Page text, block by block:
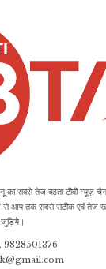
सबसे तेज बढ़ता टीवी न्यूज़
से आप तक सबसे सटीक एवं तेज
जुड़िये।